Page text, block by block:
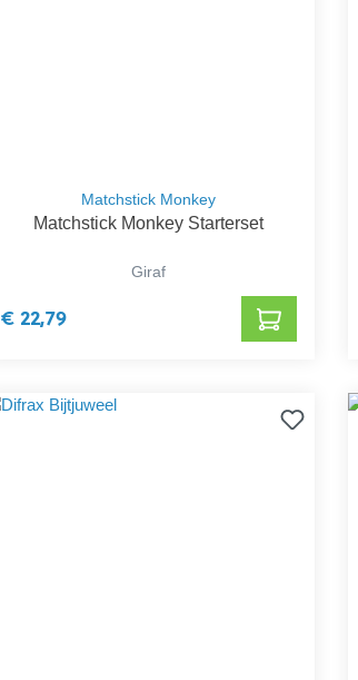
Matchstick Monkey
Matchstick Monkey Starterset
Giraf
€ 22,79